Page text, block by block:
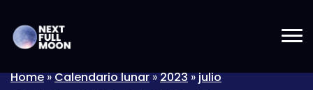
Home»Calendario lunar»2023»julio